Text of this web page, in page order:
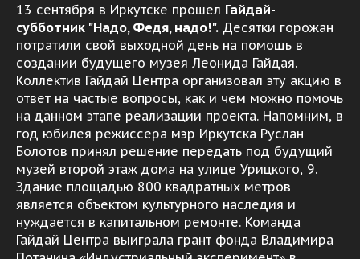
13 сентября в Иркутске прошел Гайдай-
субботник "Надо, Федя, надо!". Десятки горожан
потратили свой выходной день на помощь в
создании будущего музея Леонида Гайдая.
Коллектив Гайдай Центра организовал эту акцию в
ответ на частые вопросы, как и чем можно помочь
на данном этапе реализации проекта. Напомним, в
год юбилея режиссера мэр Иркутска Руслан
Болотов принял решение передать под будущий
музей второй этаж дома на улице Урицкого, 9.
Здание площадью 800 квадратных метров
является объектом культурного наследия и
нуждается в капитальном ремонте. Команда
Гайдай Центра выиграла грант фонда Владимира